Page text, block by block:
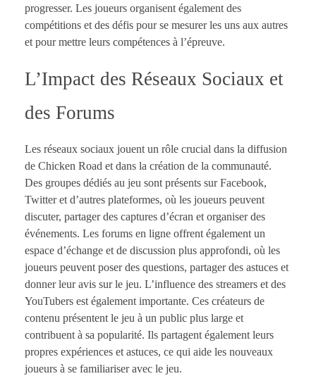
progresser. Les joueurs organisent également des
compétitions et des défis pour se mesurer les uns aux autres
et pour mettre leurs compétences à l’épreuve.
L’Impact des Réseaux Sociaux et
des Forums
Les réseaux sociaux jouent un rôle crucial dans la diffusion
de Chicken Road et dans la création de la communauté.
Des groupes dédiés au jeu sont présents sur Facebook,
Twitter et d’autres plateformes, où les joueurs peuvent
discuter, partager des captures d’écran et organiser des
événements. Les forums en ligne offrent également un
espace d’échange et de discussion plus approfondi, où les
joueurs peuvent poser des questions, partager des astuces et
donner leur avis sur le jeu. L’influence des streamers et des
YouTubers est également importante. Ces créateurs de
contenu présentent le jeu à un public plus large et
contribuent à sa popularité. Ils partagent également leurs
propres expériences et astuces, ce qui aide les nouveaux
joueurs à se familiariser avec le jeu.